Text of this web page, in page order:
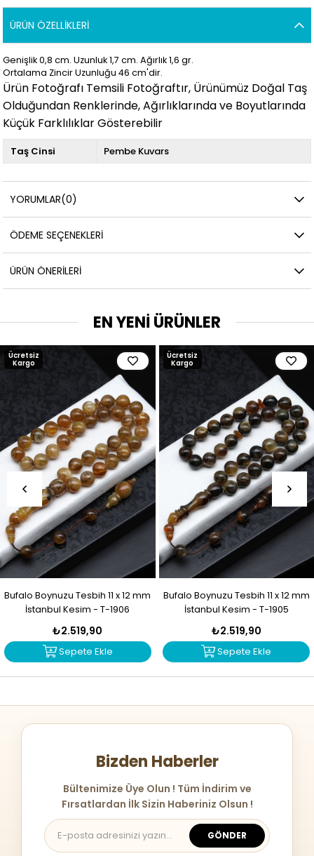
ÜRÜN ÖZELLIKLERI
Genişlik 0,8 cm. Uzunluk 1,7 cm. Ağırlık 1,6 gr.
Ortalama Zincir Uzunluğu 46 cm'dir.
Ürün Fotoğrafı Temsili Fotoğraftır, Ürünümüz Doğal Taş
Olduğundan Renklerinde, Ağırlıklarında ve Boyutlarında
Küçük Farklılıklar Gösterebilir
Taş Cinsi Pembe Kuvars
YORUMLAR(0)
ÖDEME SEÇENEKLERI
ÜRÜN ÖNERILERI
EN YENİ ÜRÜNLER
Bufalo Boynuzu Tesbih 11 x 12 mm
İstanbul Kesim - T-1906
₺2.519,90
Sepete Ekle
Ücretsiz
Kargo
Bufalo Boynuzu Tesbih 11 x 12 mm
İstanbul Kesim - T-1905
₺2.519,90
Sepete Ekle
Ücretsiz
Kargo
Bizden Haberler
Bültenimize Üye Olun ! Tüm İndirim ve
Fırsatlardan İlk Sizin Haberiniz Olsun !
GÖNDER